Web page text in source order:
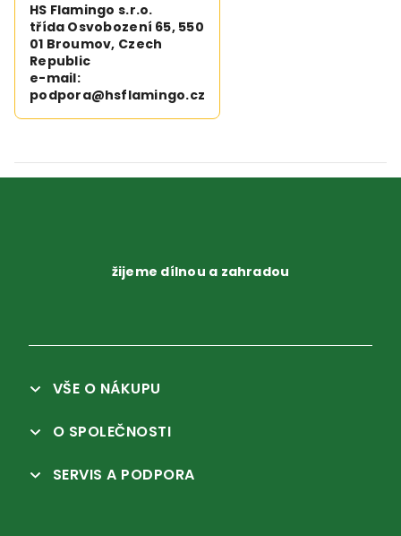
HS Flamingo s.r.o.
třída Osvobození 65, 550
01 Broumov, Czech
Republic
e-mail:
podpora@hsflamingo.cz
žijeme dílnou a zahradou
VŠE O NÁKUPU
O SPOLEČNOSTI
SERVIS A PODPORA